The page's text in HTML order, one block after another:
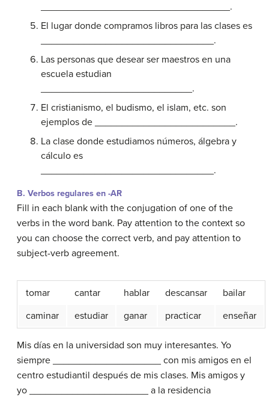
___________________________________.
El lugar donde compramos libros para las clases es
________________________________.
Las personas que desear ser maestros en una
escuela estudian
____________________________.
El cristianismo, el budismo, el islam, etc. son
ejemplos de __________________________.
La clase donde estudiamos números, álgebra y
cálculo es
________________________________.
B. Verbos regulares en -AR
Fill in each blank with the conjugation of one of the
verbs in the word bank. Pay attention to the context so
you can choose the correct verb, and pay attention to
subject-verb agreement.
tomar cantar hablar descansar
bailar
caminar
estudiar ganar practicar enseñar
Mis días en la universidad son muy interesantes. Yo
siempre ____________________ con mis amigos en el
centro estudiantil después de mis clases. Mis amigos y
yo ______________________ a la residencia